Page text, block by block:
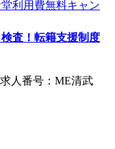
検査！転籍支援制度
人番号：ME清武